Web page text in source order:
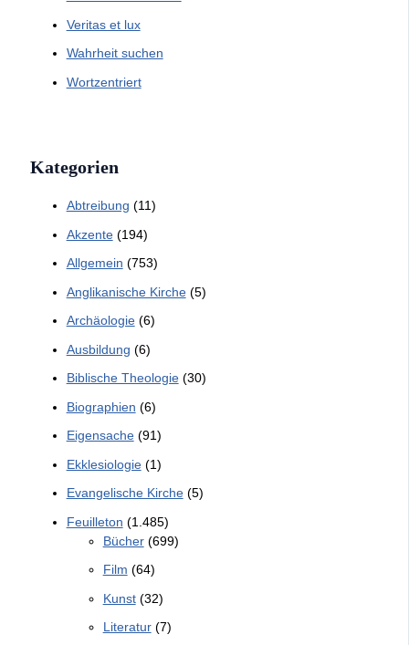
Veritas et lux
Wahrheit suchen
Wortzentriert
Kategorien
Abtreibung (11)
Akzente(194)
Allgemein (753)
Anglikanische Kirche(5)
Archäologie(6)
Ausbildung (6)
Biblische Theologie(30)
Biographien (6)
Eigensache(91)
Ekklesiologie(1)
Evangelische Kirche(5)
Feuilleton (1.485)
Bücher(699)
Film (64)
Kunst(32)
Literatur(7)